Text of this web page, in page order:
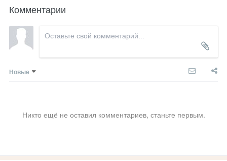
Комментарии
Новые
Никто ещё не оставил комментариев, станьте первым.